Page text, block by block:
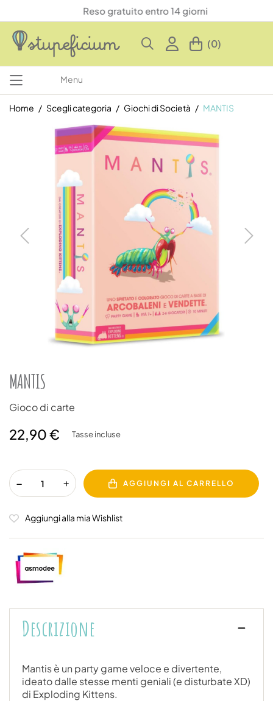
Reso gratuito entro 14 giorni
(0)
Menu
Home Scegli categoria Giochi di Società MANTIS
MANTIS
Gioco di carte
22,90 € Tasse incluse
AGGIUNGI AL CARRELLO
Aggiungi alla mia Wishlist
Descrizione
Mantis è un party game veloce e divertente,
ideato dalle stesse menti geniali (e disturbate XD)
di Exploding Kittens.